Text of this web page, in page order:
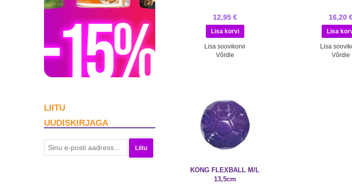
LIITU
UUDISKIRJAGA
Liitu
12,95 €
Lisa soovikorvi
Võrdle
16,20
Lisa
Võrdle
KONG FLEXBALL M/L
13,5cm